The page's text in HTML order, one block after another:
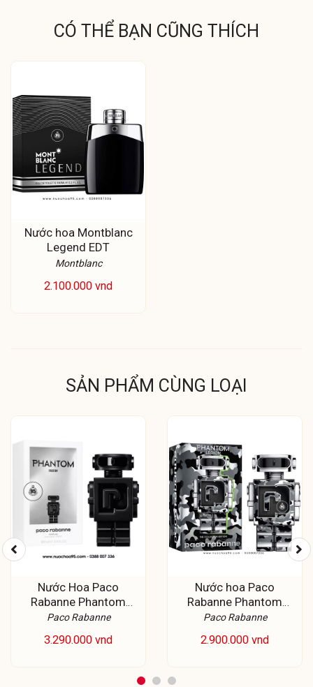
CÓ THỂ BẠN CŨNG THÍCH
Nước hoa Montblanc
Legend EDT
Montblanc
2.100.000 vnd
SẢN PHẨM CÙNG LOẠI
Nước Hoa Paco
Rabanne Phantom
Parfum
Paco Rabanne
3.290.000 vnd
Nước hoa Paco
Rabanne Phantom
Legion EDT Limited
Paco Rabanne
2.900.000 vnd